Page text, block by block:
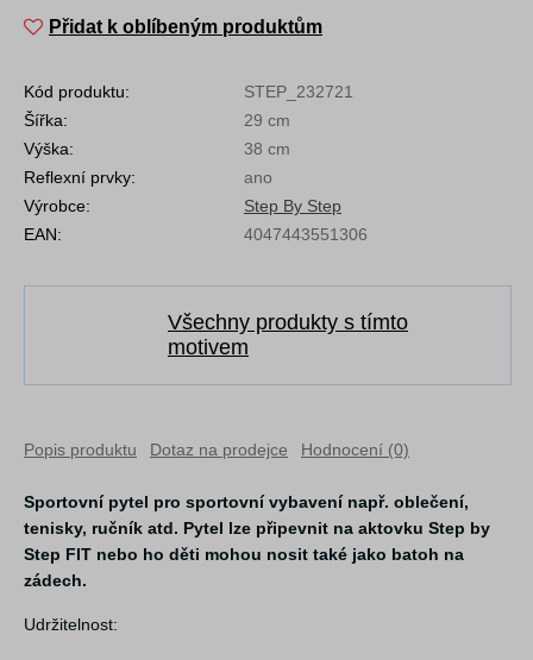
Přidat k oblíbeným produktům
Kód produktu:
STEP_232721
Šířka:
29 cm
Výška:
38 cm
Reflexní prvky:
ano
Výrobce:
Step By Step
EAN:
4047443551306
Všechny produkty s tímto
motivem
Popis produktu Dotaz na prodejce Hodnocení (0)
Sportovní pytel pro sportovní vybavení např. oblečení,
tenisky, ručník atd. Pytel lze připevnit na aktovku Step by
Step FIT nebo ho děti mohou nosit také jako batoh na
zádech.
Udržitelnost: